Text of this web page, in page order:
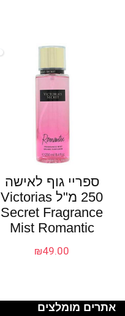
ספריי גוף לאישה
250 מ"ל Victorias
Secret Fragrance
Mist Romantic
₪49.00
אתרים מומלצים